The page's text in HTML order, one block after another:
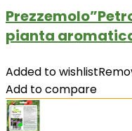
pianta
Added to wishlist
Add to compare